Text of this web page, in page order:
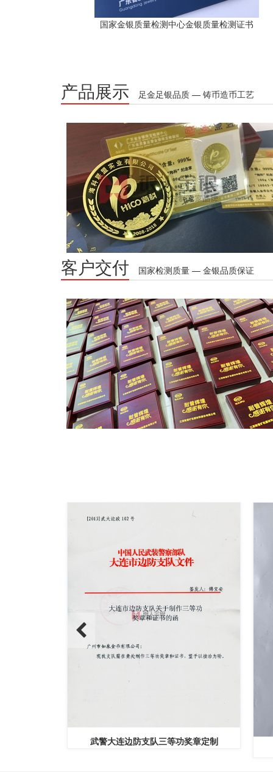
国家金银质量检测中心金银质量检测证书
产品展示 足金足银品质 — 铸币造币工艺
客户交付 国家检测质量 — 金银品质保证